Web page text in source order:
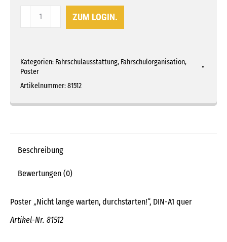
Poster
durchstarten!"
Menge
ZUM LOGIN.
Kategorien: Fahrschulausstattung, Fahrschulorganisation,
Poster
Artikelnummer:81512
Beschreibung
Bewertungen (0)
Poster „Nicht lange warten, durchstarten!“, DIN-A1 quer
Artikel-Nr. 81512